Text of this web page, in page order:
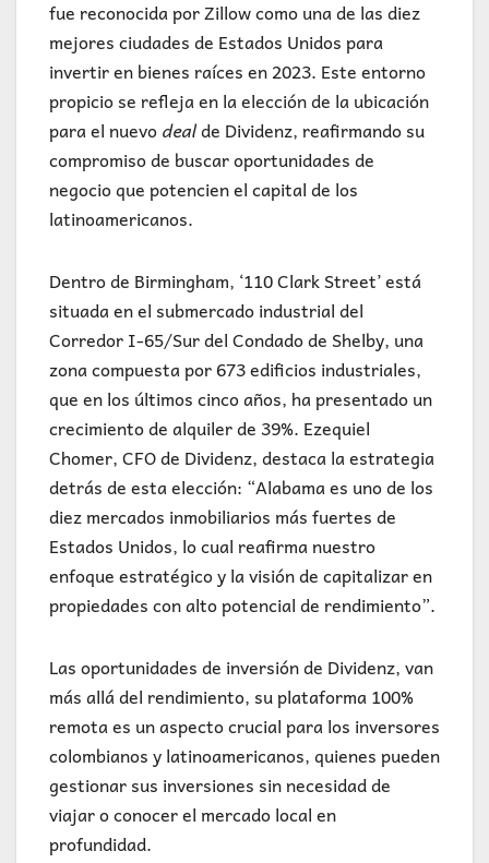
fue reconocida por Zillow como una de las diez
mejores ciudades de Estados Unidos para
invertir en bienes raíces en 2023. Este entorno
propicio se refleja en la elección de la ubicación
para el nuevodealde Dividenz, reafirmando su
compromiso de buscar oportunidades de
negocio que potencien el capital de los
latinoamericanos.
Dentro de Birmingham, ‘110 Clark Street’ está
situada en el submercado industrial del
Corredor I-65/Sur del Condado de Shelby, una
zona compuesta por 673 edificios industriales,
que en los últimos cinco años, ha presentado un
crecimiento de alquiler de 39%. Ezequiel
Chomer, CFO de Dividenz, destaca la estrategia
detrás de esta elección: “Alabama es uno de los
diez mercados inmobiliarios más fuertes de
Estados Unidos, lo cual reafirma nuestro
enfoque estratégico y la visión de capitalizar en
propiedades con alto potencial de rendimiento”.
Las oportunidades de inversión de Dividenz, van
más allá del rendimiento, su plataforma 100%
remota es un aspecto crucial para los inversores
colombianos y latinoamericanos, quienes pueden
gestionar sus inversiones sin necesidad de
viajar o conocer el mercado local en
profundidad.